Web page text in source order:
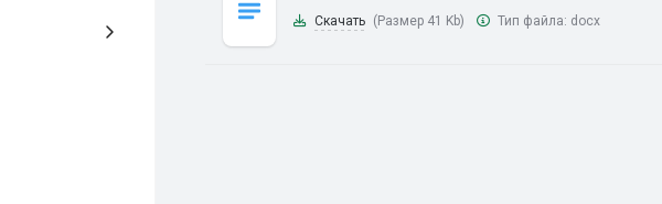
Скачать (Размер 41 Kb) Тип файла: docx